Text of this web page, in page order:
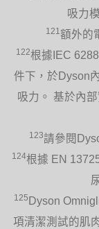
吸力
121 額外的
122根據IEC
件下，於Dyson
吸力。 基於內
123請參閱
124根據 EN
125 Dyson
項清潔測試的肌